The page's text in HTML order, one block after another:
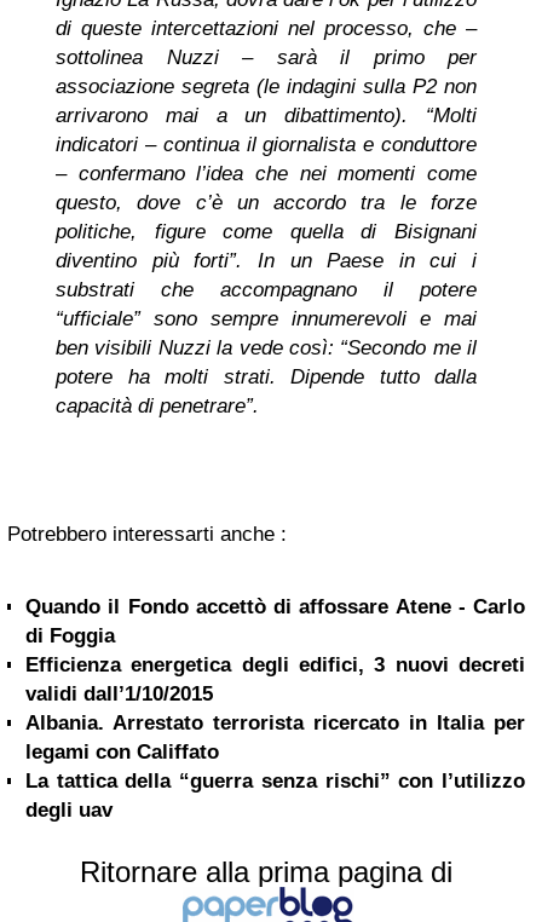
di queste intercettazioni nel processo, che –
sottolinea Nuzzi – sarà il primo per
associazione segreta (le indagini sulla P2 non
arrivarono mai a un dibattimento). “Molti
indicatori – continua il giornalista e conduttore
– confermano l’idea che nei momenti come
questo, dove c’è un accordo tra le forze
politiche, figure come quella di Bisignani
diventino più forti”. In un Paese in cui i
substrati che accompagnano il potere
“ufficiale” sono sempre innumerevoli e mai
ben visibili Nuzzi la vede così: “Secondo me il
potere ha molti strati. Dipende tutto dalla
capacità di penetrare”.
Potrebbero interessarti anche :
Quando il Fondo accettò di affossare Atene - Carlo
di Foggia
Efficienza energetica degli edifici, 3 nuovi decreti
validi dall’1/10/2015
Albania. Arrestato terrorista ricercato in Italia per
legami con Califfato
La tattica della “guerra senza rischi” con l’utilizzo
degli uav
Ritornare alla prima pagina di